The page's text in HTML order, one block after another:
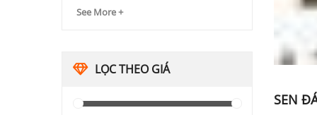
See More +
LỌC THEO GIÁ
SEN